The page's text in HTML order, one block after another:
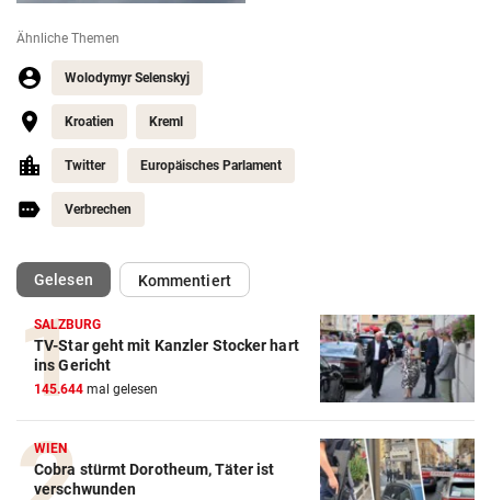
Ähnliche Themen
Wolodymyr Selenskyj
Kroatien Kreml
Twitter Europäisches Parlament
Verbrechen
Gelesen(ausgewählt)Kommentiert
SALZBURG
TV-Star geht mit Kanzler Stocker hart
ins Gericht
145.644 mal gelesen
WIEN
Cobra stürmt Dorotheum, Täter ist
verschwunden